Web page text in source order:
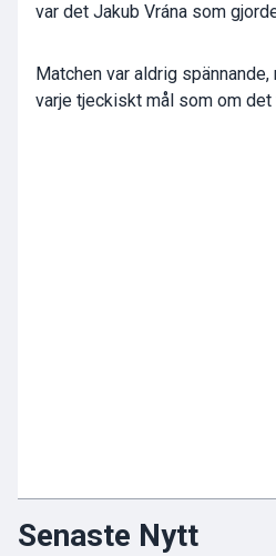
var det Jakub Vrána som
Matchen var aldrig
varje tjeckiskt mål som om det
Senaste Nytt